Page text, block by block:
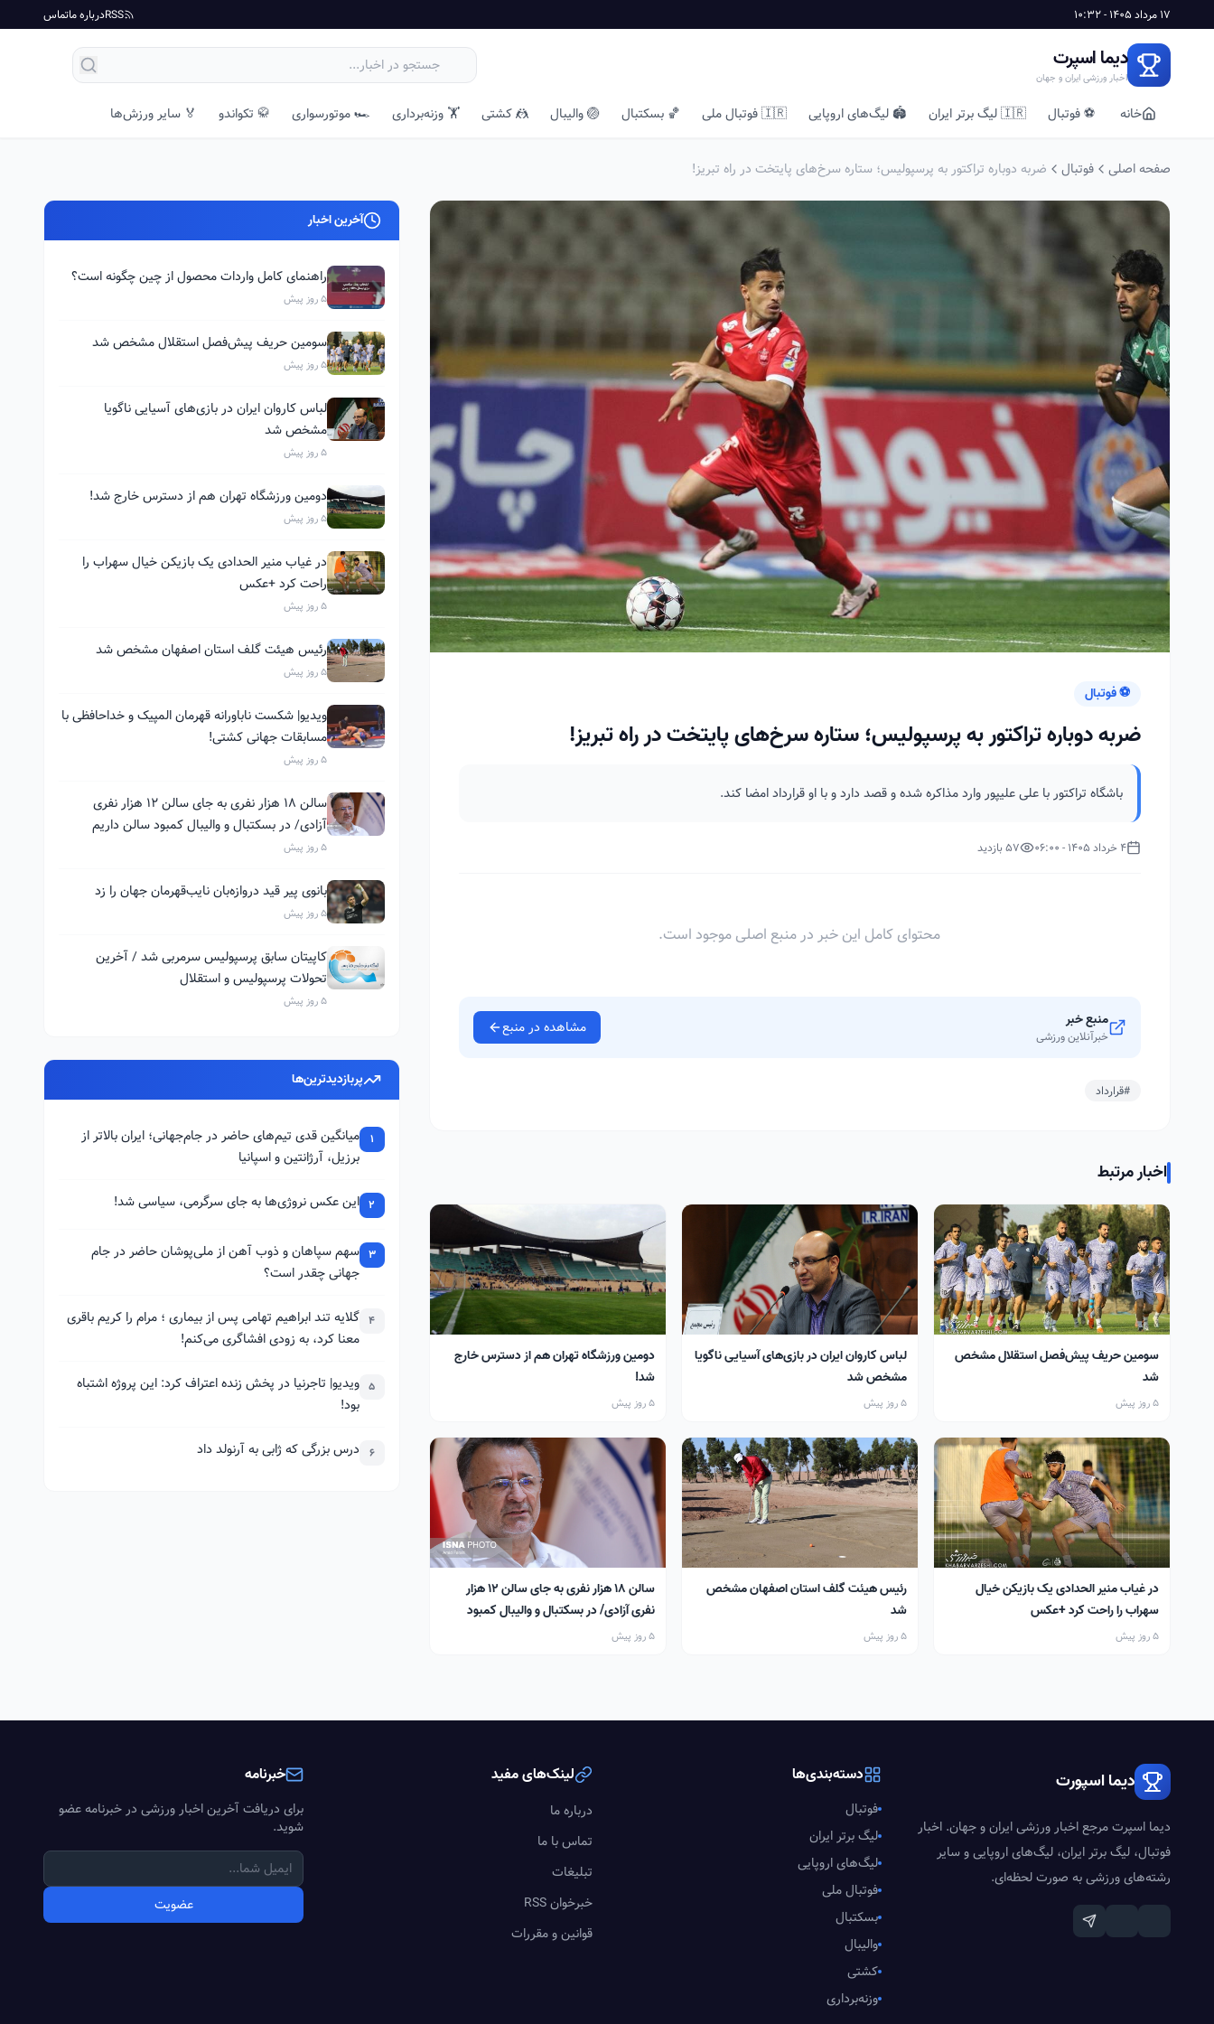
17 مرداد 1405 - 10:32 RSSدرباره ماتماس
دیما اسپرت
اخبار ورزشی ایران و جهان
خانه ⚽ فوتبال 🇮🇷 لیگ برتر ایران 🏟️ لیگ‌های اروپایی 🇮🇷 فوتبال ملی 🏀 بسکتبال 🏐 والیبال 🤼 کشتی 🏋️ وزنه‌برداری 🏎️ موتورسواری 🥋 تکواندو 🏅 سایر ورزش‌ها
صفحه اصلی فوتبال ضربه دوباره تراکتور به پرسپولیس؛ ستاره سرخ‌های پایتخت در راه تبریز!
⚽ فوتبال
ضربه دوباره تراکتور به پرسپولیس؛ ستاره سرخ‌های پایتخت در راه تبریز!
باشگاه تراکتور با علی علیپور وارد مذاکره شده و قصد دارد و با او قرارداد امضا کند.
4 خرداد 1405 - 06:00 57 بازدید
محتوای کامل این خبر در منبع اصلی موجود است.
منبع خبر
خبرآنلاین ورزشی مشاهده در منبع
#قرارداد
اخبار مرتبط
سومین حریف پیش‌فصل استقلال مشخص
شد
5 روز پیش
لباس کاروان ایران در بازی‌های آسیایی ناگویا
مشخص شد
5 روز پیش
دومین ورزشگاه تهران هم از دسترس خارج
شد!
5 روز پیش
در غیاب منیر الحدادی یک بازیکن خیال
سهراب را راحت کرد +عکس
5 روز پیش
رئیس هیئت گلف استان اصفهان مشخص
شد
5 روز پیش
سالن ۱۸ هزار نفری به جای سالن ۱۲ هزار
نفری آزادی/ در بسکتبال و والیبال کمبود
سالن داریم
5 روز پیش
آخرین اخبار
راهنمای کامل واردات محصول از چین چگونه است؟
5 روز پیش
سومین حریف پیش‌فصل استقلال مشخص شد
5 روز پیش
لباس کاروان ایران در بازی‌های آسیایی ناگویا
مشخص شد
5 روز پیش
دومین ورزشگاه تهران هم از دسترس خارج شد!
5 روز پیش
در غیاب منیر الحدادی یک بازیکن خیال سهراب را
راحت کرد +عکس
5 روز پیش
رئیس هیئت گلف استان اصفهان مشخص شد
5 روز پیش
ویدیو| شکست ناباورانه قهرمان المپیک و خداحافظی با
مسابقات جهانی کشتی!
5 روز پیش
سالن ۱۸ هزار نفری به جای سالن ۱۲ هزار نفری
آزادی/ در بسکتبال و والیبال کمبود سالن داریم
5 روز پیش
بانوی پیر قید دروازه‌بان نایب‌قهرمان جهان را زد
5 روز پیش
کاپیتان سابق پرسپولیس سرمربی شد / آخرین
تحولات پرسپولیس و استقلال
5 روز پیش
پربازدیدترین‌ها
1
میانگین قدی تیم‌های حاضر در جام‌جهانی؛ ایران بالاتر از
برزیل، آرژانتین و اسپانیا
2 این عکس نروژی‌ها به جای سرگرمی، سیاسی شد!
3 سهم سپاهان و ذوب آهن از ملی‌پوشان حاضر در جام
جهانی چقدر است؟
4 گلایه تند ابراهیم تهامی پس از بیماری ؛ مرام را کریم باقری
معنا کرد، به زودی افشاگری می‌کنم!
5 ویدیو| تاجرنیا در پخش زنده اعتراف کرد: این پروژه اشتباه
بود!
6 درس بزرگی که ژابی به آرنولد داد
دیما اسپورت
دیما اسپرت مرجع اخبار ورزشی ایران و جهان. اخبار
فوتبال، لیگ برتر ایران، لیگ‌های اروپایی و سایر
رشته‌های ورزشی به صورت لحظه‌ای.
دسته‌بندی‌ها
فوتبال
لیگ برتر ایران
لیگ‌های اروپایی
فوتبال ملی
بسکتبال
والیبال
کشتی
وزنه‌برداری
لینک‌های مفید
درباره ما
تماس با ما
تبلیغات
خبرخوان RSS
قوانین و مقررات
خبرنامه
برای دریافت آخرین اخبار ورزشی در خبرنامه عضو
شوید.
عضویت